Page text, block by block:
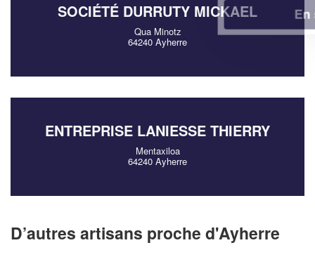
SOCIÉTÉ DURRUTY MICKAEL
Qua Minotz
64240 Ayherre
ENTREPRISE LANIESSE THIERRY
Mentaxiloa
64240 Ayherre
D’autres artisans proche d'Ayherre
En savoir plus